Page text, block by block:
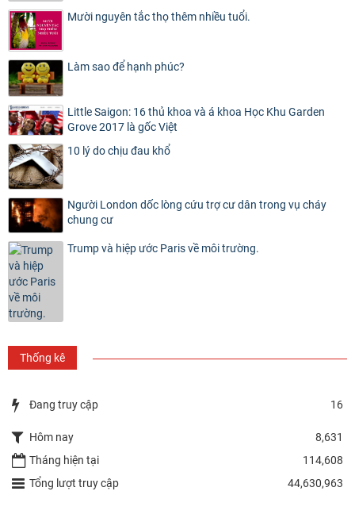
Mười nguyên tắc thọ thêm nhiều tuổi.
Làm sao để hạnh phúc?
Little Saigon: 16 thủ khoa và á khoa Học Khu Garden
Grove 2017 là gốc Việt
10 lý do chịu đau khổ
Người London dốc lòng cứu trợ cư dân trong vụ cháy
chung cư
Trump và hiệp ước Paris về môi trường.
Thống kê
Đang truy cập 16
Hôm nay
8,631
Tháng hiện tại
114,608
Tổng lượt truy cập
44,630,963